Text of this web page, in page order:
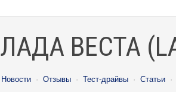
ЛАДА ВЕСТА
Новости · Отзывы · Тест-драйвы · Статьи ·